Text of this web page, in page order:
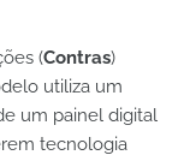
(Contras)
utiliza um
um painel digital
tecnologia